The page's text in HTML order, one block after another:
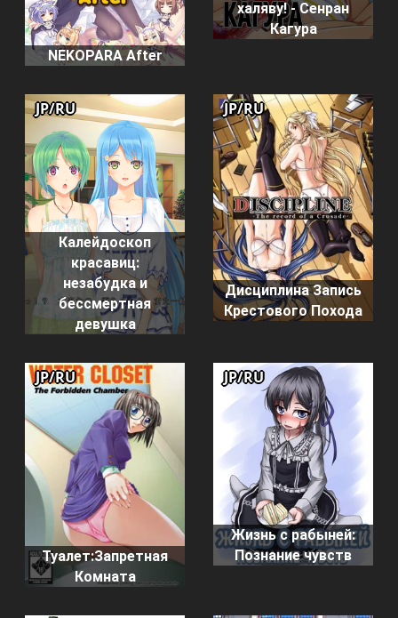
NEKOPARA After
халяву! - Сенран
Кагура
Калейдоскоп
красавиц:
незабудка и
бессмертная
девушка
JP/RU
Дисциплина Запись
Крестового Похода
JP/RU
Туалет:Запретная
Комната
JP/RU
Жизнь с рабыней:
Познание чувств
JP/RU